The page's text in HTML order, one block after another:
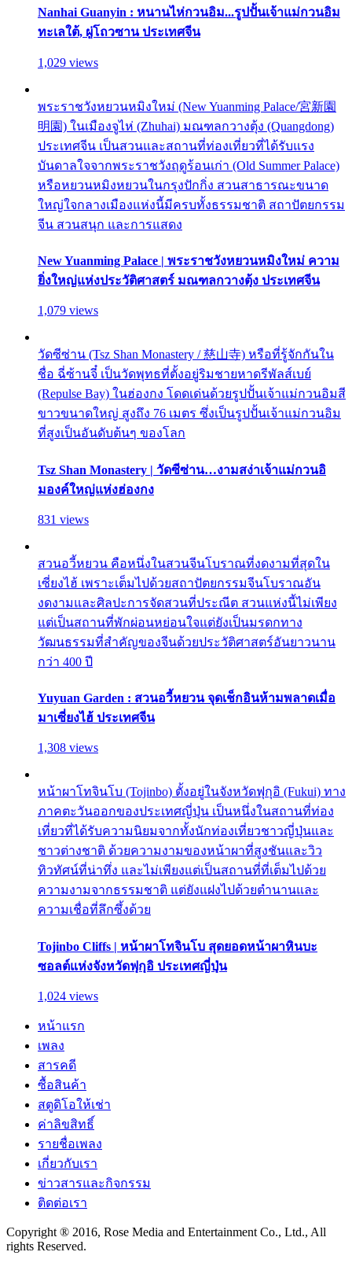
Nanhai Guanyin : หนานไห่กวนอิม...รูปปั้นเจ้าแม่กวนอิม
ทะเลใต้, ผู่โถวซาน ประเทศจีน
1,029 views
พระราชวังหยวนหมิงใหม่ (New Yuanming Palace/宮新園
明園) ในเมืองจูไห่ (Zhuhai) มณฑลกวางตุ้ง (Quangdong)
ประเทศจีน เป็นสวนและสถานที่ท่องเที่ยวที่ได้รับแรง
บันดาลใจจากพระราชวังฤดูร้อนเก่า (Old Summer Palace)
หรือหยวนหมิงหยวนในกรุงปักกิ่ง สวนสาธารณะขนาด
ใหญ่ใจกลางเมืองแห่งนี้มีครบทั้งธรรมชาติ สถาปัตยกรรม
จีน สวนสนุก และการแสดง
New Yuanming Palace | พระราชวังหยวนหมิงใหม่ ความ
ยิ่งใหญ่แห่งประวัติศาสตร์ มณฑลกวางตุ้ง ประเทศจีน
1,079 views
วัดซีซ่าน (Tsz Shan Monastery / 慈山寺) หรือที่รู้จักกันใน
ชื่อ ฉี่ซ้านจี๋ เป็นวัดพุทธที่ตั้งอยู่ริมชายหาดรีพัลส์เบย์
(Repulse Bay) ในฮ่องกง โดดเด่นด้วยรูปปั้นเจ้าแม่กวนอิมสี
ขาวขนาดใหญ่ สูงถึง 76 เมตร ซึ่งเป็นรูปปั้นเจ้าแม่กวนอิม
ที่สูงเป็นอันดับต้นๆ ของโลก
Tsz Shan Monastery | วัดซีซ่าน…งามสง่าเจ้าแม่กวนอิ
มองค์ใหญ่แห่งฮ่องกง
831 views
สวนอวี้หยวน คือหนึ่งในสวนจีนโบราณที่งดงามที่สุดใน
เซี่ยงไฮ้ เพราะเต็มไปด้วยสถาปัตยกรรมจีนโบราณอัน
งดงามและศิลปะการจัดสวนที่ประณีต สวนแห่งนี้ไม่เพียง
แต่เป็นสถานที่พักผ่อนหย่อนใจแต่ยังเป็นมรดกทาง
วัฒนธรรมที่สำคัญของจีนด้วยประวัติศาสตร์อันยาวนาน
กว่า 400 ปี
Yuyuan Garden : สวนอวี้หยวน จุดเช็กอินห้ามพลาดเมื่อ
มาเซี่ยงไฮ้ ประเทศจีน
1,308 views
หน้าผาโทจินโบ (Tojinbo) ตั้งอยู่ในจังหวัดฟุกุอิ (Fukui) ทาง
ภาคตะวันออกของประเทศญี่ปุ่น เป็นหนึ่งในสถานที่ท่อง
เที่ยวที่ได้รับความนิยมจากทั้งนักท่องเที่ยวชาวญี่ปุ่นและ
ชาวต่างชาติ ด้วยความงามของหน้าผาที่สูงชันและวิว
ทิวทัศน์ที่น่าทึ่ง และไม่เพียงแต่เป็นสถานที่ที่เต็มไปด้วย
ความงามจากธรรมชาติ แต่ยังแฝงไปด้วยตำนานและ
ความเชื่อที่ลึกซึ้งด้วย
Tojinbo Cliffs | หน้าผาโทจินโบ สุดยอดหน้าผาหินบะ
ซอลต์แห่งจังหวัดฟุกุอิ ประเทศญี่ปุ่น
1,024 views
หน้าแรก
เพลง
สารคดี
ซื้อสินค้า
สตูดิโอให้เช่า
ค่าลิขสิทธิ์
รายชื่อเพลง
เกี่ยวกับเรา
ข่าวสารและกิจกรรม
ติดต่อเรา
Copyright ® 2016, Rose Media and Entertainment Co., Ltd., All
rights Reserved.